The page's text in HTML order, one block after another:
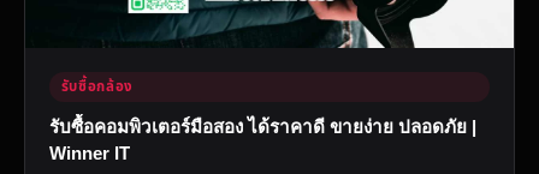
รับซื้อกล้อง
รับซื้อคอมพิวเตอร์มือสอง ได้ราคาดี ขายง่าย ปลอดภัย |
Winner IT